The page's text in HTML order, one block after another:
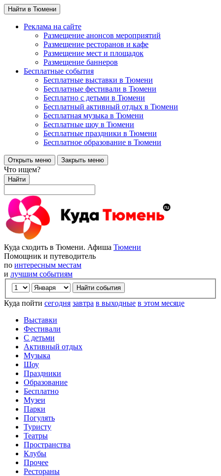
Найти в Тюмени
Реклама на сайте
Размещение анонсов мероприятий
Размещение ресторанов и кафе
Размещение мест и площадок
Размещение баннеров
Бесплатные события
Бесплатные выставки в Тюмени
Бесплатные фестивали в Тюмени
Бесплатно с детьми в Тюмени
Бесплатный активный отдых в Тюмени
Бесплатная музыка в Тюмени
Бесплатные шоу в Тюмени
Бесплатные праздники в Тюмени
Бесплатное образование в Тюмени
Открыть меню Закрыть меню
Что ищем?
Найти
Куда сходить в Тюмени. Афиша Тюмени
Помощник и путеводитель
по интересным местам
и лучшим событиям
Куда пойти сегодня завтра в выходные в этом месяце
Выставки
Фестивали
С детьми
Активный отдых
Музыка
Шоу
Праздники
Образование
Бесплатно
Музеи
Парки
Погулять
Туристу
Театры
Пространства
Клубы
Прочее
Рестораны